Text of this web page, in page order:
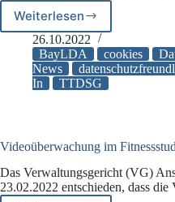
Weiterlesen
„Wie
bekomme
ich
die
Cookies
unter
26.10.2022
BayLDA
cookies
News
In
TTDSG
Videoüberwachung im
Das Verwaltungsgericht (VG)
23.02.2022 entschieden, dass